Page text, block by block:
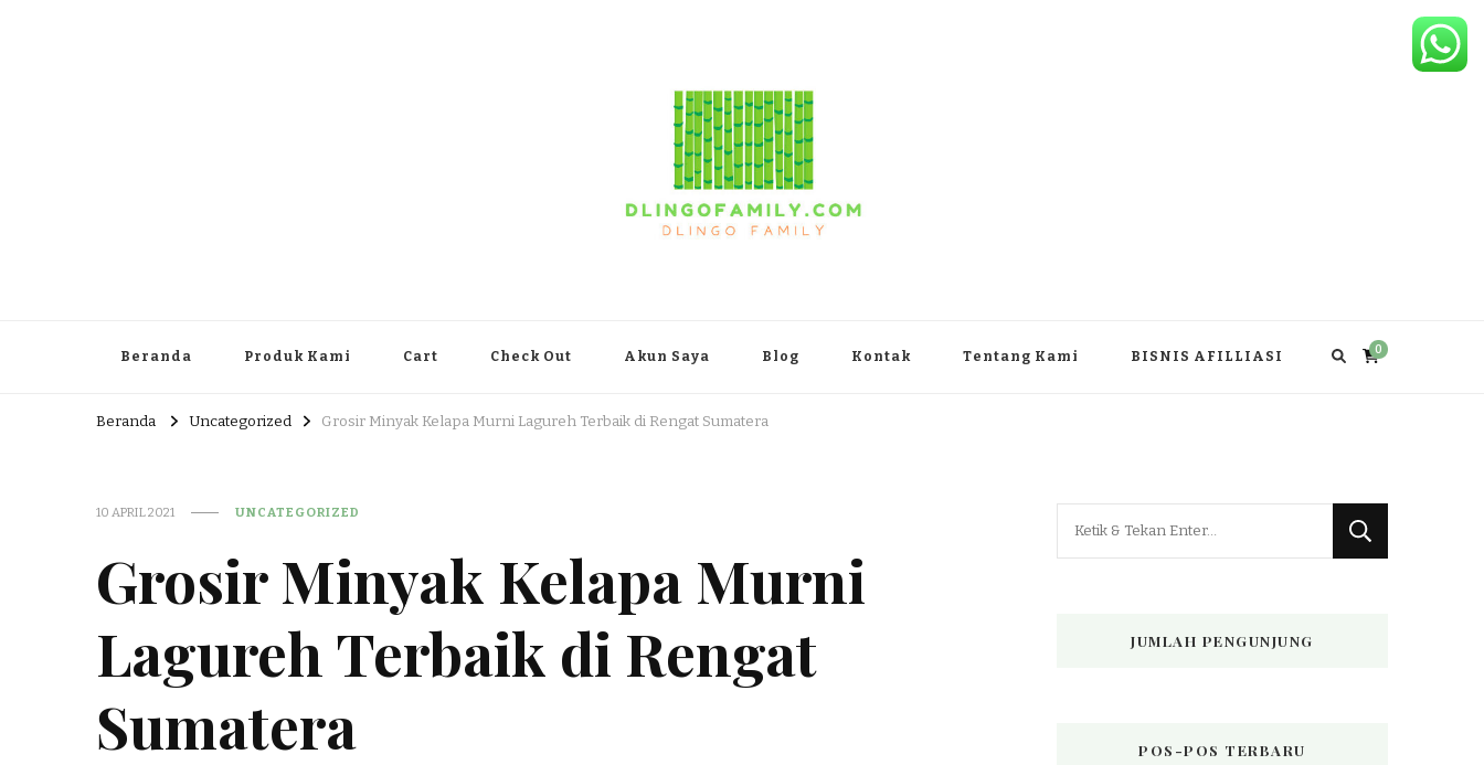
Beranda Produk Kami Cart Check Out Akun Saya Blog Kontak Tentang Kami BISNIS AFILLIASI 0
Beranda Uncategorized Grosir Minyak Kelapa Murni Lagureh Terbaik di Rengat Sumatera
10 APRIL 2021 UNCATEGORIZED
Grosir Minyak Kelapa Murni
Lagureh Terbaik di Rengat
Sumatera
JUMLAH PENGUNJUNG
POS-POS TERBARU